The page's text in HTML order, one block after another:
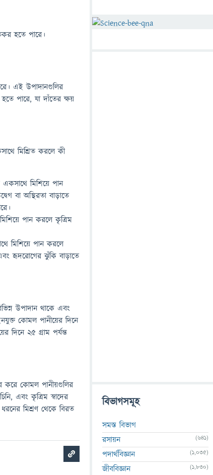
হতে পারে।
এই উপাদানগুলির
পারে, যা দাঁতের ক্ষয়
মিশ্রিত করলে কী
মিশিয়ে পান
বা অস্থিরতা বাড়াতে
পান করলে কৃত্রিম
মিশিয়ে পান করলে
এবং হৃদরোগের ঝুঁকি বাড়াতে
উপাদান থাকে এবং
কোমল পানীয়ের দিনে
দিনে 25 গ্রাম পর্যন্ত
করে কোমল পানীয়গুলির
এবং কৃত্রিম স্বাদের
ধরনের মিশ্রণ থেকে বিরত
বিভাগসমূহ
সমস্ত বিভাগ
রসায়ন
(641)
পদার্থবিজ্ঞান (1,035)
জীববিজ্ঞান (1,830)